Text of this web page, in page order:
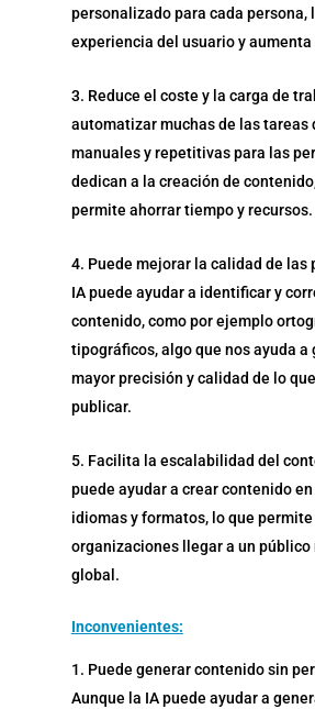
personalizado para cada persona,
experiencia del usuario y aumenta
Reduce el coste y la carga de
automatizar muchas de las tareas
manuales y repetitivas para las
dedican a la creación de
permite ahorrar tiempo y recursos.
Puede mejorar la calidad de las
IA puede ayudar a identificar y
contenido, como por ejemplo
tipográficos, algo que nos ayuda a
mayor precisión y calidad de lo
publicar.
Facilita la escalabilidad del
puede ayudar a crear contenido
idiomas y formatos, lo que
organizaciones llegar a un público
global.
Inconvenientes:
Puede generar contenido sin
Aunque la IA puede ayudar a